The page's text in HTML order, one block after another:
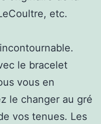
etc.
le bracelet
vous en
le changer au gré
vos tenues. Les